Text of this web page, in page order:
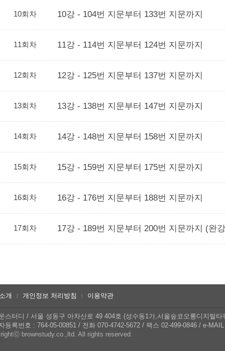
10회차 10강 - 104번 지문부터 133번 지문까지
11회차 11강 - 114번 지문부터 124번 지문까지
12회차 12강 - 125번 지문부터 137번 지문까지
13회차 13강 - 138번 지문부터 147번 지문까지
14회차 14강 - 148번 지문부터 158번 지문까지
15회차 15강 - 159번 지문부터 175번 지문까지
16회차 16강 - 176번 지문부터 188번 지문까지
17회차 17강 - 189번 지문부터 200번 지문까지 (완
스터디 / 서울 성동구 아차산로 49 404호 (성수동1가,서울숲코오롱디지털타
등록번호 : 764-05-00851 / 전화 070-4742-5672 / 팩스 02-499-0846 / e-
brownstudy.co.,ltd. All rights reserved.
개 | 개인정보 처리방침 | 이용약관